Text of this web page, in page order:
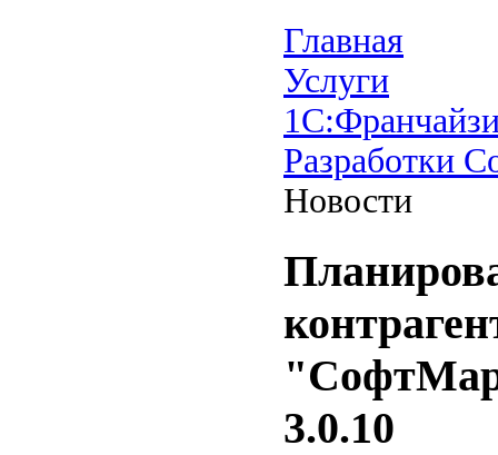
Главная
Услуги
Разработки
Новости
3.0.10